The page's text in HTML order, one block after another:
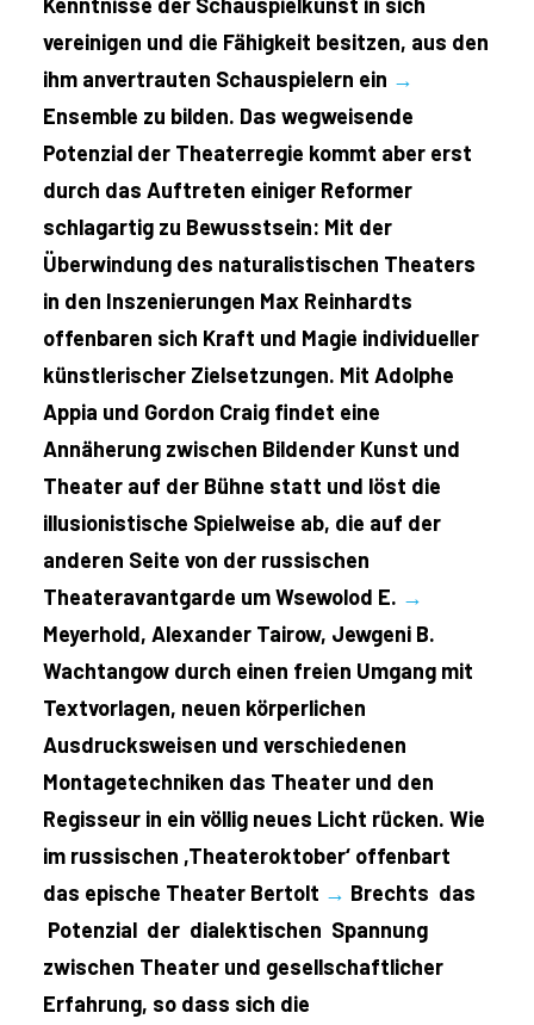
vereinigen und die Fähigkeit besitzen, aus den
ihm anvertrauten Schauspielern ein →
Ensemble zu bilden. Das wegweisende
Potenzial der Theaterregie kommt aber erst
durch das Auftreten einiger Reformer
schlagartig zu Bewusstsein: Mit der
Überwindung des naturalistischen Theaters
in den Inszenierungen Max Reinhardts
offenbaren sich Kraft und Magie individueller
künstlerischer Zielsetzungen. Mit Adolphe
Appia und Gordon Craig findet eine
Annäherung zwischen Bildender Kunst und
Theater auf der Bühne statt und löst die
illusionistische Spielweise ab, die auf der
anderen Seite von der russischen
Theateravantgarde um Wsewolod E. →
Meyerhold, Alexander Tairow, Jewgeni B.
Wachtangow durch einen freien Umgang mit
Textvorlagen, neuen körperlichen
Ausdrucksweisen und verschiedenen
Montagetechniken das Theater und den
Regisseur in ein völlig neues Licht rücken. Wie
im russischen ,Theateroktober‘ offenbart
das epische Theater Bertolt → Brechts das
Potenzial der dialektischen Spannung
zwischen Theater und gesellschaftlicher
Erfahrung, so dass sich die